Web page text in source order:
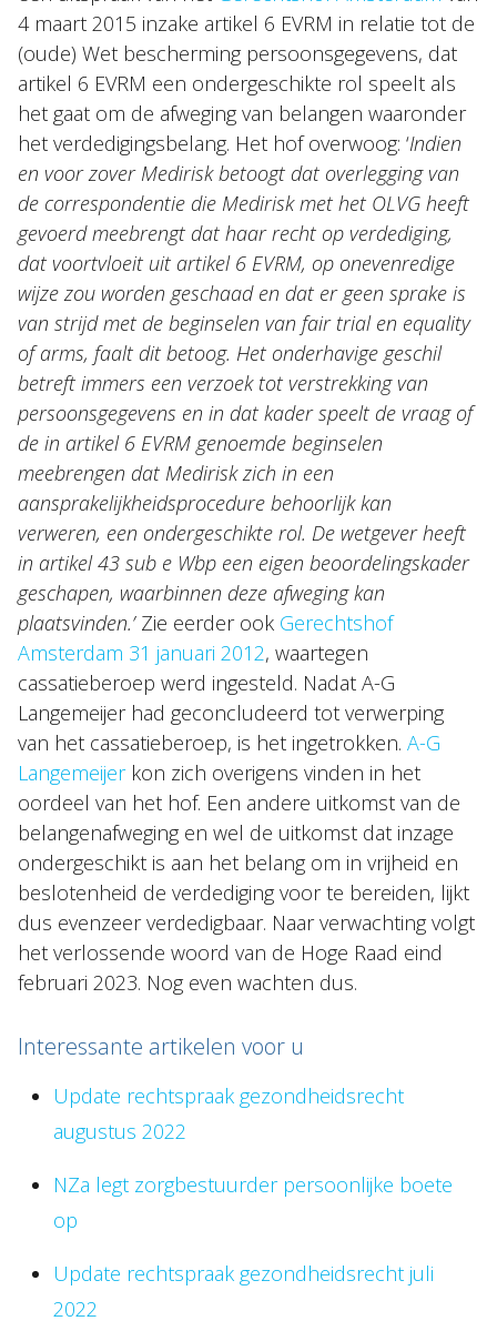
4 maart 2015 inzake artikel 6 EVRM in relatie tot de
(oude) Wet bescherming persoonsgegevens, dat
artikel 6 EVRM een ondergeschikte rol speelt als
het gaat om de afweging van belangen waaronder
het verdedigingsbelang. Het hof overwoog: ‘Indien
en voor zover Medirisk betoogt dat overlegging van
de correspondentie die Medirisk met het OLVG heeft
gevoerd meebrengt dat haar recht op verdediging,
dat voortvloeit uit artikel 6 EVRM, op onevenredige
wijze zou worden geschaad en dat er geen sprake is
van strijd met de beginselen van fair trial en equality
of arms, faalt dit betoog. Het onderhavige geschil
betreft immers een verzoek tot verstrekking van
persoonsgegevens en in dat kader speelt de vraag of
de in artikel 6 EVRM genoemde beginselen
meebrengen dat Medirisk zich in een
aansprakelijkheidsprocedure behoorlijk kan
verweren, een ondergeschikte rol. De wetgever heeft
in artikel 43 sub e Wbp een eigen beoordelingskader
geschapen, waarbinnen deze afweging kan
plaatsvinden.’Zie eerder ook Gerechtshof
Amsterdam 31 januari 2012, waartegen
cassatieberoep werd ingesteld. Nadat A-G
Langemeijer had geconcludeerd tot verwerping
van het cassatieberoep, is het ingetrokken. A-G
Langemeijerkon zich overigens vinden in het
oordeel van het hof. Een andere uitkomst van de
belangenafweging en wel de uitkomst dat inzage
ondergeschikt is aan het belang om in vrijheid en
beslotenheid de verdediging voor te bereiden, lijkt
dus evenzeer verdedigbaar. Naar verwachting volgt
het verlossende woord van de Hoge Raad eind
februari 2023. Nog even wachten dus.
Interessante artikelen voor u
Update rechtspraak gezondheidsrecht
augustus 2022
NZa legt zorgbestuurder persoonlijke boete
op
Update rechtspraak gezondheidsrecht juli
2022